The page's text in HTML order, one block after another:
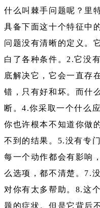
什么叫棘手问题呢？里
具备下面这十个特征中
问题没有清晰的定义。
白了各种条件。2.它没
底解决它，它会一直存
错，只有好和坏。而什
断。4.你采取一个什么
你也许根本不知道你做
不到的结果。5.没有专
每一个动作都会有影响
么选项，都不清楚。7.
对你有太多帮助。8.这
题的症状。但是它背后